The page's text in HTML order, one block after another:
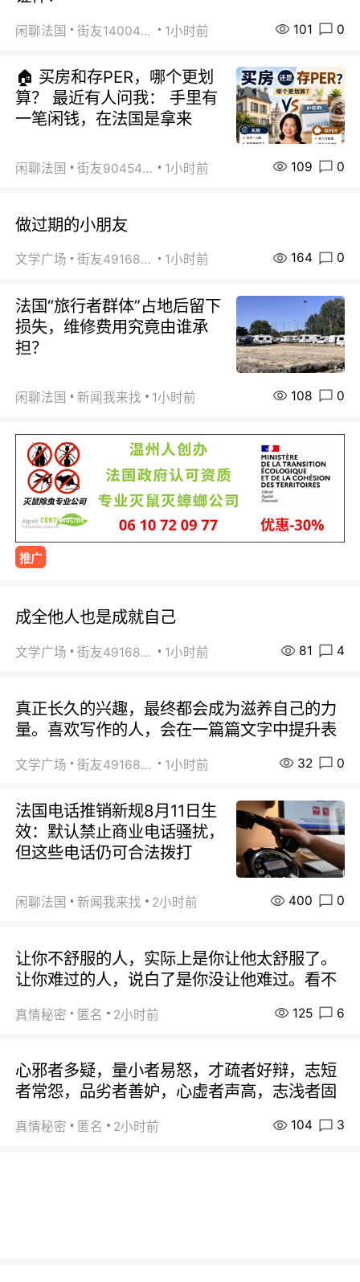
闲聊法国 街友14004820 1小时前 101 0
🏠 买房和存PER，哪个更划
算？ 最近有人问我： 手里有
一笔闲钱，在法国是拿来
闲聊法国 街友90454511 1小时前 109 0
做过期的小朋友
文学广场 街友49168527 1小时前 164 0
法国“旅行者群体”占地后留下
损失，维修费用究竟由谁承
担？
闲聊法国 新闻我来找 1小时前 108 0
推广
成全他人也是成就自己
文学广场 街友49168527 1小时前 81 4
真正长久的兴趣，最终都会成为滋养自己的力
量。喜欢写作的人，会在一篇篇文字中提升表
文学广场 街友49168527 1小时前 32 0
法国电话推销新规8月11日生
效：默认禁止商业电话骚扰，
但这些电话仍可合法拨打
闲聊法国 新闻我来找 2小时前 400 0
让你不舒服的人，实际上是你让他太舒服了。
让你难过的人，说白了是你没让他难过。看不
真情秘密 匿名 2小时前 125 6
心邪者多疑，量小者易怒，才疏者好辩，志短
者常怨，品劣者善妒，心虚者声高，志浅者固
真情秘密 匿名 2小时前 104 3